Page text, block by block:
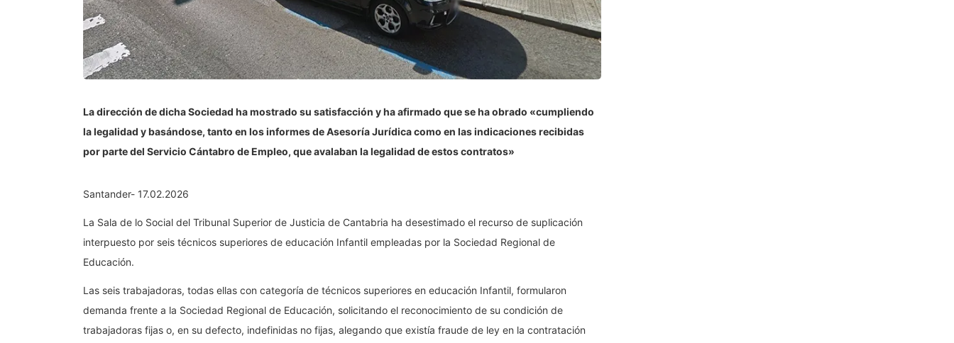
La dirección de dicha Sociedad ha mostrado su satisfacción y ha afirmado que se ha obrado «cumpliendo
la legalidad y basándose, tanto en los informes de Asesoría Jurídica como en las indicaciones recibidas
por parte del Servicio Cántabro de Empleo, que avalaban la legalidad de estos contratos»
Santander- 17.02.2026
La Sala de lo Social del Tribunal Superior de Justicia de Cantabria ha desestimado el recurso de suplicación
interpuesto por seis técnicos superiores de educación Infantil empleadas por la Sociedad Regional de
Educación.
Las seis trabajadoras, todas ellas con categoría de técnicos superiores en educación Infantil, formularon
demanda frente a la Sociedad Regional de Educación, solicitando el reconocimiento de su condición de
trabajadoras fijas o, en su defecto, indefinidas no fijas, alegando que existía fraude de ley en la contratación